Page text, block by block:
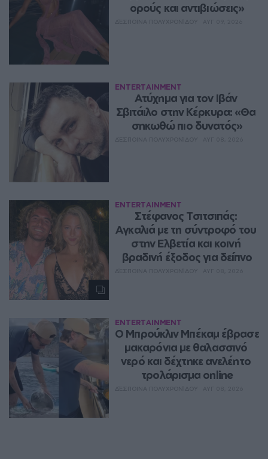
ορούς και αντιβιώσεις»
ENTERTAINMENT
Ατύχημα για τον Ιβάν
Σβιτάιλο στην Κέρκυρα: «Θα
σηκωθώ πιο δυνατός»
ENTERTAINMENT
Στέφανος Τσιτσιπάς:
Αγκαλιά με τη σύντροφό του
στην Ελβετία και κοινή
βραδινή έξοδος για δείπνο
ENTERTAINMENT
Ο Μπρούκλιν Μπέκαμ έβρασε
μακαρόνια με θαλασσινό
νερό και δέχτηκε ανελέητο
τρολάρισμα online